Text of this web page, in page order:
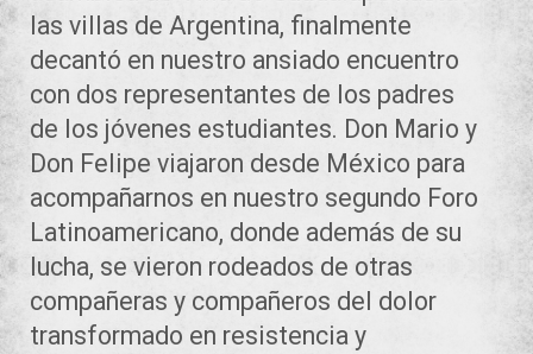
las villas de Argentina, finalmente
decantó en nuestro ansiado encuentro
con dos representantes de los padres
de los jóvenes estudiantes. Don Mario y
Don Felipe viajaron desde México para
acompañarnos en nuestro segundo Foro
Latinoamericano, donde además de su
lucha, se vieron rodeados de otras
compañeras y compañeros del dolor
transformado en resistencia y